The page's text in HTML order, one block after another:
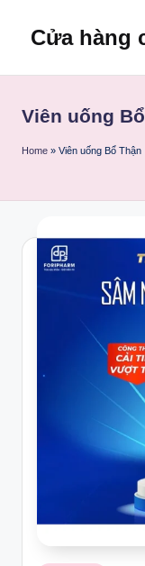
Cửa hàng
Viên uống
Home » Viên uống Bổ Thận